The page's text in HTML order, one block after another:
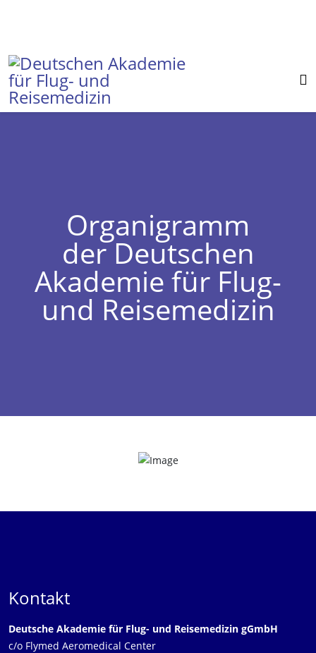
Organigramm
der Deutschen
Akademie für Flug-
und Reisemedizin
Kontakt
Deutsche Akademie für Flug- und Reisemedizin gGmbH
c/o Flymed Aeromedical Center